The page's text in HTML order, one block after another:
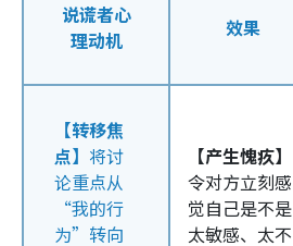
说谎者心
理动机
效果
【转移焦
点】 将讨
论重点从
“我的行
为”转向
【产生愧疚】
令对方立刻感
觉自己是不是
太敏感、太不